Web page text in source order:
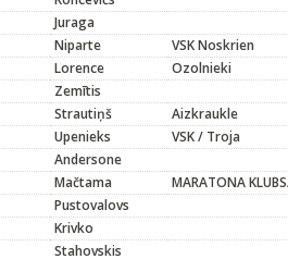
Juraga
Niparte
VSK Noskrien
Lorence
Ozolnieki
Zemītis
Strautiņš
Aizkraukle
Upenieks
VSK / Troja
Andersone
Mačtama
MARATONA
Pustovalovs
Krivko
Stahovskis